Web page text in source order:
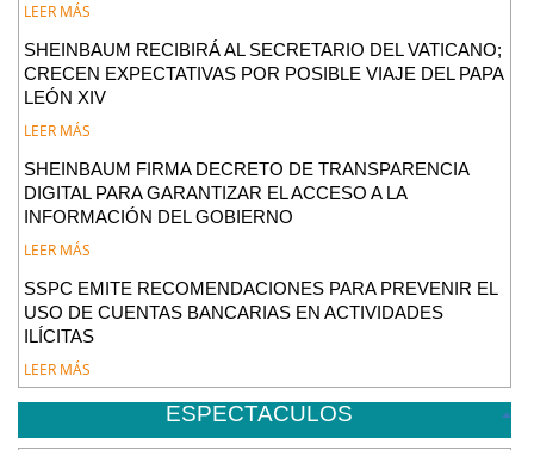
LEER MÁS
SHEINBAUM RECIBIRÁ AL SECRETARIO DEL VATICANO;
CRECEN EXPECTATIVAS POR POSIBLE VIAJE DEL PAPA
LEÓN XIV
LEER MÁS
SHEINBAUM FIRMA DECRETO DE TRANSPARENCIA
DIGITAL PARA GARANTIZAR EL ACCESO A LA
INFORMACIÓN DEL GOBIERNO
LEER MÁS
SSPC EMITE RECOMENDACIONES PARA PREVENIR EL
USO DE CUENTAS BANCARIAS EN ACTIVIDADES
ILÍCITAS
LEER MÁS
ESPECTACULOS